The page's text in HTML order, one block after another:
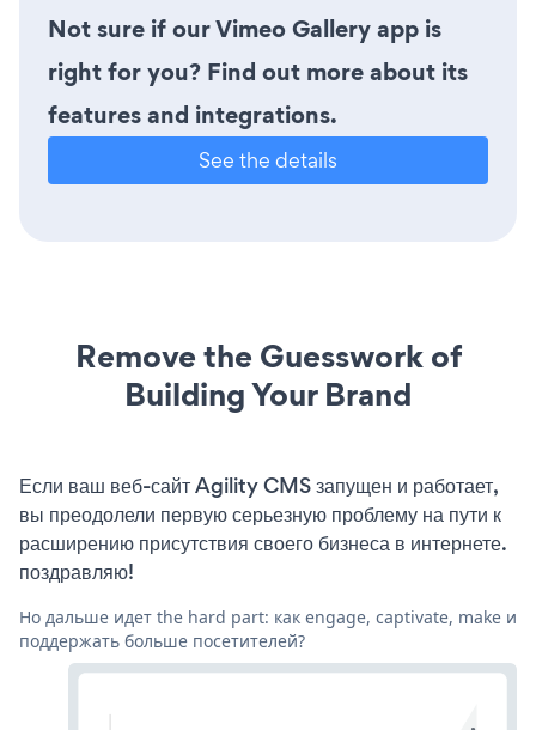
Not sure if our Vimeo Gallery app is
right for you? Find out more about its
features and integrations.
See the details
Remove the Guesswork of
Building Your Brand
Если ваш веб-сайт Agility CMS запущен и работает,
вы преодолели первую серьезную проблему на пути к
расширению присутствия своего бизнеса в интернете.
поздравляю!
Но дальше идет the hard part: как engage, captivate, make и
поддержать больше посетителей?